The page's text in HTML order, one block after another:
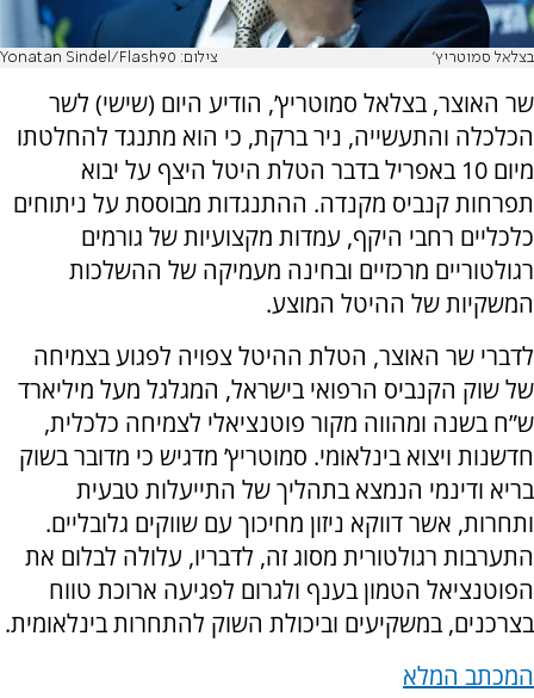
בצלאל סמוטריץ' צילום: Yonatan Sindel/Flash90
שר האוצר, בצלאל סמוטריץ’, הודיע היום (שישי) לשר
הכלכלה והתעשייה, ניר ברקת, כי הוא מתנגד להחלטתו
מיום 10 באפריל בדבר הטלת היטל היצף על יבוא
תפרחות קנביס מקנדה. ההתנגדות מבוססת על ניתוחים
כלכליים רחבי היקף, עמדות מקצועיות של גורמים
רגולטוריים מרכזיים ובחינה מעמיקה של ההשלכות
המשקיות של ההיטל המוצע.
לדברי שר האוצר, הטלת ההיטל צפויה לפגוע בצמיחה
של שוק הקנביס הרפואי בישראל, המגלגל מעל מיליארד
ש”ח בשנה ומהווה מקור פוטנציאלי לצמיחה כלכלית,
חדשנות ויצוא בינלאומי. סמוטריץ’ מדגיש כי מדובר בשוק
בריא ודינמי הנמצא בתהליך של התייעלות טבעית
ותחרות, אשר דווקא ניזון מחיכוך עם שווקים גלובליים.
התערבות רגולטורית מסוג זה, לדבריו, עלולה לבלום את
הפוטנציאל הטמון בענף ולגרום לפגיעה ארוכת טווח
בצרכנים, במשקיעים וביכולת השוק להתחרות בינלאומית.
המכתב המלא